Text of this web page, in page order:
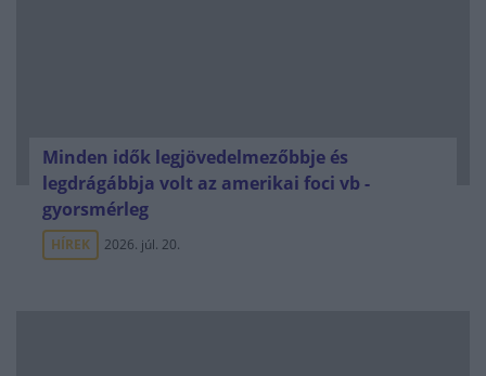
Minden idők legjövedelmezőbbje és
legdrágábbja volt az amerikai foci vb -
gyorsmérleg
HÍREK 2026. júl. 20.